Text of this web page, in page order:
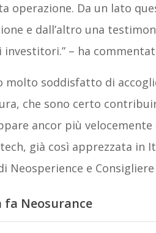
operazione. Da un lato
e dall’altro una
investitori.” – ha
molto soddisfatto di
che sono certo
ancor più
già così apprezzata in
Neosperience e
fa Neosurance